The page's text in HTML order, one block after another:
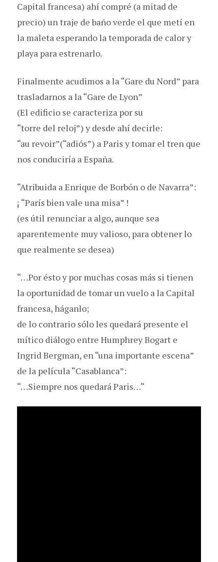
Capital francesa) ahí compré (a mitad de
precio) un traje de baño verde el que metí en
la maleta esperando la temporada de calor y
playa para estrenarlo.
Finalmente acudimos a la “Gare du Nord” para
trasladarnos a la “Gare de Lyon”
(El edificio se caracteriza por su
“torre del reloj”) y desde ahí decirle:
“au revoir”(“adiós”) a Paris y tomar el tren que
nos conduciría a España.
“Atribuida a Enrique de Borbón o de Navarra”:
¡ “París bien vale una misa” !
(es útil renunciar a algo, aunque sea
aparentemente muy valioso, para obtener lo
que realmente se desea)
“…Por ésto y por muchas cosas más si tienen
la oportunidad de tomar un vuelo a la Capital
francesa, háganlo;
de lo contrario sólo les quedará presente el
mítico diálogo entre Humphrey Bogart e
Ingrid Bergman, en “una importante escena”
de la película “Casablanca”:
“…Siempre nos quedará Paris…“